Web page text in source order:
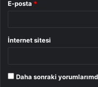
E-posta *
İnternet sitesi
Daha sonraki